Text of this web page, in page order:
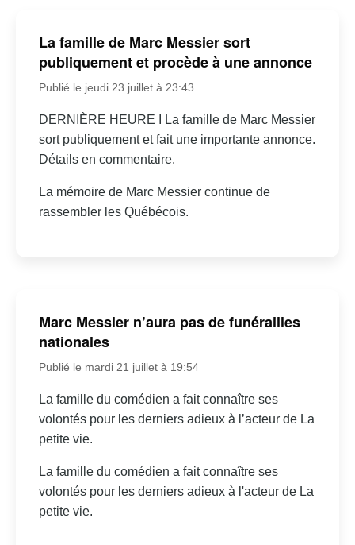
La famille de Marc Messier sort
publiquement et procède à une annonce
Publié le jeudi 23 juillet à 23:43
DERNIÈRE HEURE I La famille de Marc Messier
sort publiquement et fait une importante annonce.
Détails en commentaire.
La mémoire de Marc Messier continue de
rassembler les Québécois.
Marc Messier n’aura pas de funérailles
nationales
Publié le mardi 21 juillet à 19:54
La famille du comédien a fait connaître ses
volontés pour les derniers adieux à l’acteur de La
petite vie.
La famille du comédien a fait connaître ses
volontés pour les derniers adieux à l'acteur de La
petite vie.